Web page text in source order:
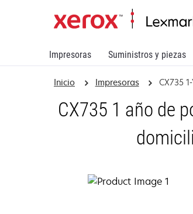
Impresoras Suministros y piezas
Inicio Impresoras CX735
CX735 1 año de